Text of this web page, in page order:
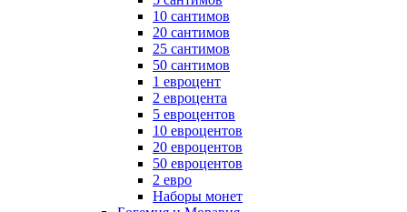
10 сантимов
20 сантимов
25 сантимов
50 сантимов
1 евроцент
2 евроцента
5 евроцентов
10 евроцентов
20 евроцентов
50 евроцентов
2 евро
Наборы монет